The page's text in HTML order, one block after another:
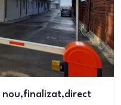
nou,finalizat,direct